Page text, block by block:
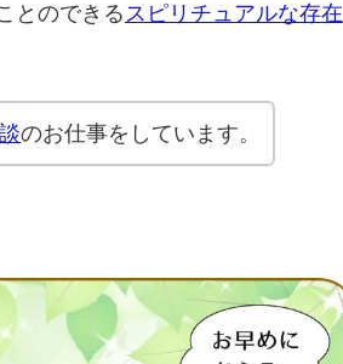
とのできるスピリチュアルな存在
のお仕事をしています。